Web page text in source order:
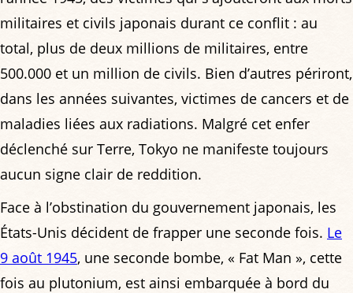
militaires et civils japonais durant ce conflit : au
total, plus de deux millions de militaires, entre
500.000 et un million de civils. Bien d’autres périront,
dans les années suivantes, victimes de cancers et de
maladies liées aux radiations. Malgré cet enfer
déclenché sur Terre, Tokyo ne manifeste toujours
aucun signe clair de reddition.
Face à l’obstination du gouvernement japonais, les
États-Unis décident de frapper une seconde fois. Le
9 août 1945, une seconde bombe, « Fat Man », cette
fois au plutonium, est ainsi embarquée à bord du